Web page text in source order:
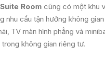
Room cũng có một khu
nhu cầu tận hưởng không
TV màn hình phẳng và
không gian riêng tư.